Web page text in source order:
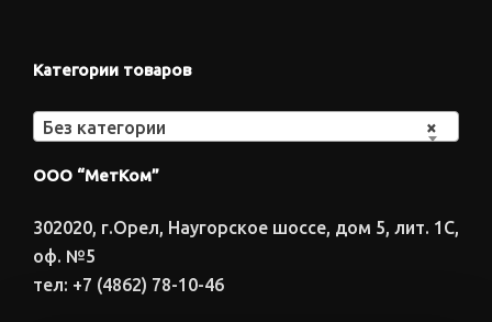
Категории товаров
×
Без категории
ООО “МетКом”
302020, г.Орел, Наугорское шоссе, дом 5, лит. 1С,
оф. №5
тел: +7 (4862) 78-10-46